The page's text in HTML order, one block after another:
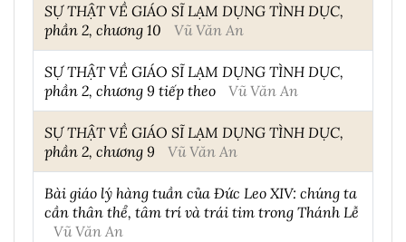
SỰ THẬT VỀ GIÁO SĨ LẠM DỤNG TÌNH DỤC,
phần 2, chương 10
Vũ Văn An
SỰ THẬT VỀ GIÁO SĨ LẠM DỤNG TÌNH DỤC,
phần 2, chương 9 tiếp theo
Vũ Văn An
SỰ THẬT VỀ GIÁO SĨ LẠM DỤNG TÌNH DỤC,
phần 2, chương 9
Vũ Văn An
Bài giáo lý hàng tuần của Đức Leo XIV: chúng ta
cần thân thể, tâm trí và trái tim trong Thánh Lễ
Vũ Văn An